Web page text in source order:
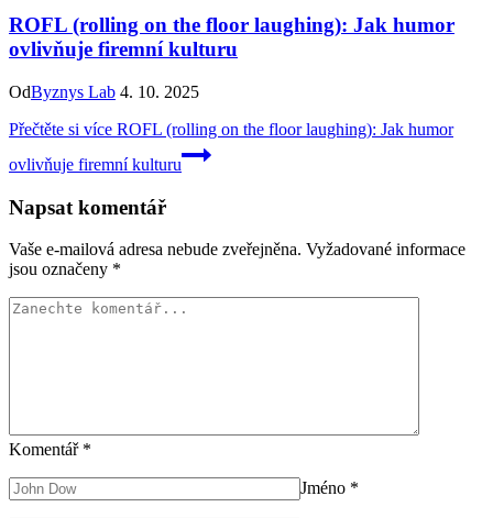
ROFL (rolling on the floor laughing): Jak humor
ovlivňuje firemní kulturu
OdByznys Lab 4. 10. 2025
Přečtěte si více ROFL (rolling on the floor laughing): Jak humor
ovlivňuje firemní kulturu
Napsat komentář
Vaše e-mailová adresa nebude zveřejněna. Vyžadované informace
jsou označeny *
Komentář *
Jméno *